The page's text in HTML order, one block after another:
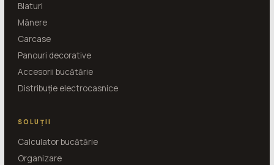
Blaturi
Mânere
Carcase
Panouri decorative
Accesorii bucătărie
Distribuție electrocasnice
SOLUȚII
Calculator bucătărie
Organizare